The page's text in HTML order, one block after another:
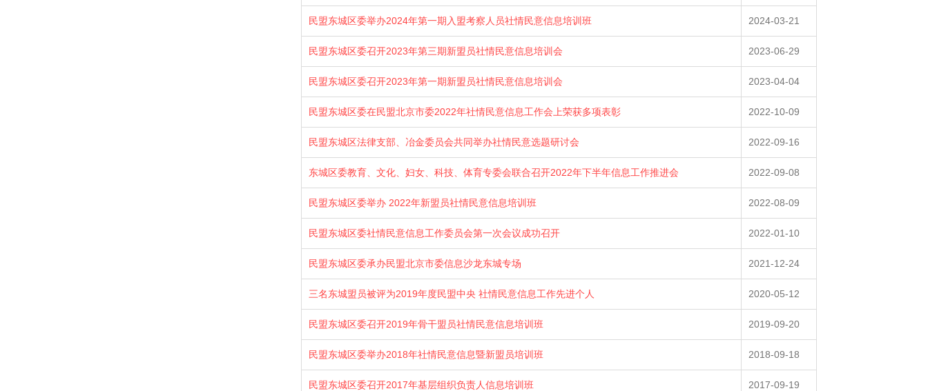
民盟东城区委举办2024年第一期入盟考察人员社情民意信息培训班 2024-03-21
民盟东城区委召开2023年第三期新盟员社情民意信息培训会 2023-06-29
民盟东城区委召开2023年第一期新盟员社情民意信息培训会 2023-04-04
民盟东城区委在民盟北京市委2022年社情民意信息工作会上荣获多项表彰 2022-10-09
民盟东城区法律支部、冶金委员会共同举办社情民意选题研讨会 2022-09-16
东城区委教育、文化、妇女、科技、体育专委会联合召开2022年下半年信息工作推进会 2022-09-08
民盟东城区委举办 2022年新盟员社情民意信息培训班 2022-08-09
民盟东城区委社情民意信息工作委员会第一次会议成功召开 2022-01-10
民盟东城区委承办民盟北京市委信息沙龙东城专场 2021-12-24
三名东城盟员被评为2019年度民盟中央 社情民意信息工作先进个人 2020-05-12
民盟东城区委召开2019年骨干盟员社情民意信息培训班 2019-09-20
民盟东城区委举办2018年社情民意信息暨新盟员培训班 2018-09-18
民盟东城区委召开2017年基层组织负责人信息培训班 2017-09-19